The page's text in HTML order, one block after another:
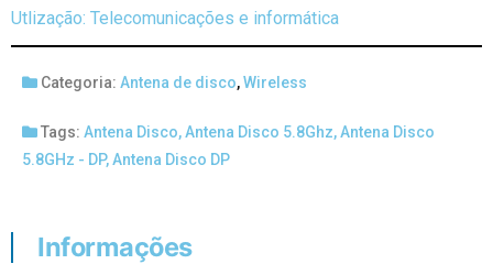
Utlização: Telecomunicações e informática
Categoria: Antena de disco,Wireless
Tags: Antena Disco,Antena Disco 5.8Ghz,Antena Disco
5.8GHz - DP,Antena Disco DP
Informações